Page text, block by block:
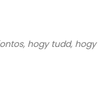
hogy tudd,